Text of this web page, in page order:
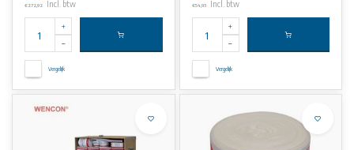
€272,92 Incl. btw
Vergelijk
€54,93 Incl. btw
Vergelijk